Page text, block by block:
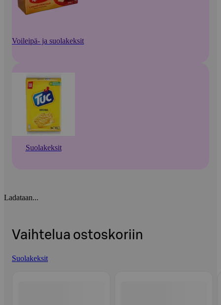
Voileipä- ja suolakeksit
Suolakeksit
Ladataan...
Vaihtelua ostoskoriin
Suolakeksit